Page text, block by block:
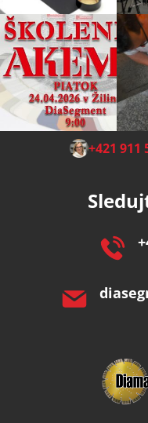
Z +421 911